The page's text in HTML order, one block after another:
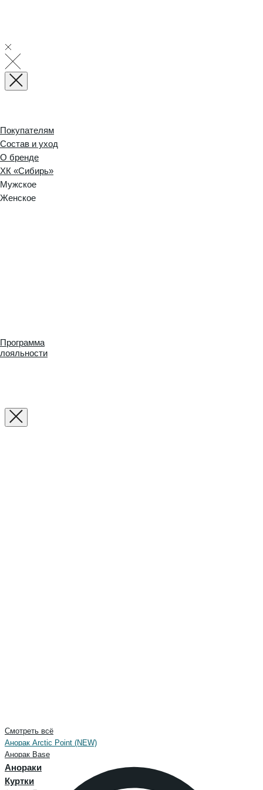
Покупателям
Состав и уход
О бренде
ХК «Сибирь»
Мужское
Женское
Программа
лояльности
Смотреть всё
Анорак Arctic Point (NEW)
Анорак Base
Анораки
Куртки